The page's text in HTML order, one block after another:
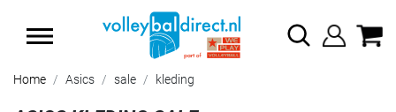
SUMMER SALE: TOT 65% KORTING
Home Asics sale kleding